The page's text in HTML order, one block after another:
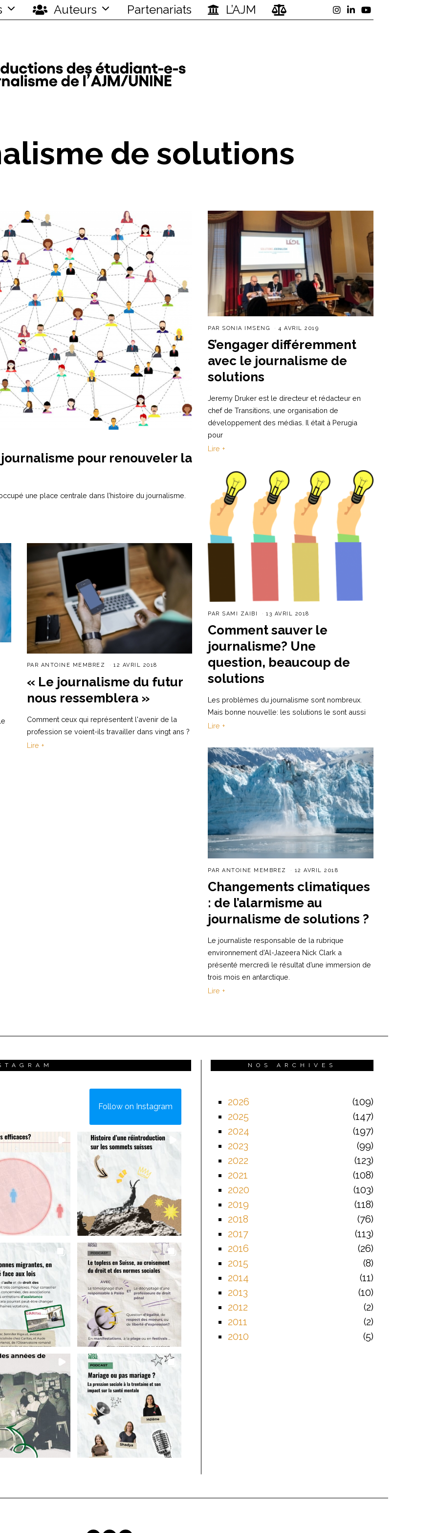
Auteurs Partenariats L’AJM
de solutions
pour renouveler la
une place centrale dans l’histoire du journalisme.
PAR SONIA IMSENG 4 AVRIL 2019
S’engager différemment
avec le journalisme de
solutions
Jeremy Druker est le directeur et rédacteur en
chef de Transitions, une organisation de
développement des médias. Il était à Perugia
pour
Lire +
PAR SAMI ZAIBI 13 AVRIL 2018
Comment sauver le
journalisme? Une
question, beaucoup de
solutions
Les problèmes du journalisme sont nombreux.
Mais bonne nouvelle: les solutions le sont aussi
Lire +
PAR ANTOINE MEMBREZ 12 AVRIL 2018
« Le journalisme du futur
nous ressemblera »
Comment ceux qui représentent l'avenir de la
profession se voient-ils travailler dans vingt ans ?
Lire +
PARANTOINE MEMBREZ 12 AVRIL 2018
Changements climatiques
: de l’alarmisme au
journalisme de solutions ?
Le journaliste responsable de la rubrique
environnement d’Al-Jazeera Nick Clark a
présenté mercredi le résultat d’une immersion de
trois mois en antarctique.
Lire +
Follow on Instagram
NOS ARCHIVES
2026
109
2025
147
2024
197
2023
99
2022
123
2021
108
2020
103
2019
118
2018
76
2017
113
2016
26
2015
8
2014
11
2013
10
2012
2
2011
2
2010
5